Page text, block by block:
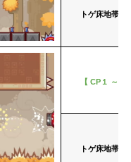
トゲ床地帯の
【 CP１ ～
トゲ床地帯